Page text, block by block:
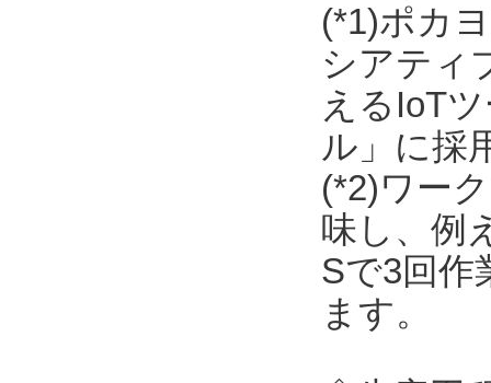
(*1)ポカ
シアティ
えるIoT
ル」に採
(*2)ワー
味し、例
Sで3回作
ます。